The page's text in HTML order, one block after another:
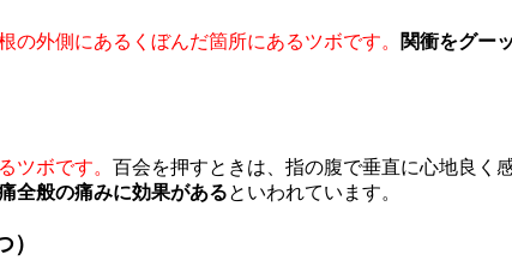
の外側にあるくぼんだ箇所にあるツボです。
関衝をグー
ツボです。 百会を押すときは、指の腹で垂直に心地良く
全般の痛みに効果があるといわれています。